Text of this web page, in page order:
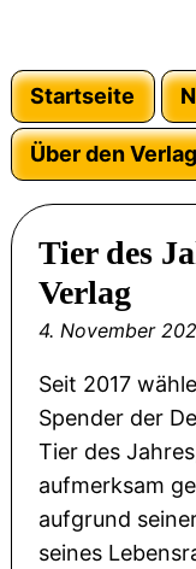
Startseite
Über den Verlag
Tier des
Verlag
4. November
Seit 2017
Spender der
Tier des
aufmerksam
aufgrund
seines